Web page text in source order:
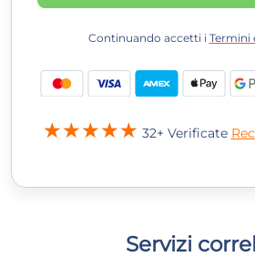
Continuando accetti i Termini
32+ Verificate
Servizi